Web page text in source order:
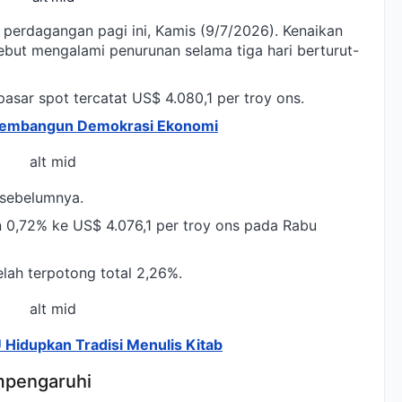
pagi ini, Kamis (9/7/2026). Kenaikan
mengalami penurunan selama tiga hari berturut-
spot tercatat US$ 4.080,1 per troy ons.
Demokrasi Ekonomi
alt mid
ke US$ 4.076,1 per troy ons pada Rabu
terpotong total 2,26%.
alt mid
Hidupkan Tradisi Menulis Kitab